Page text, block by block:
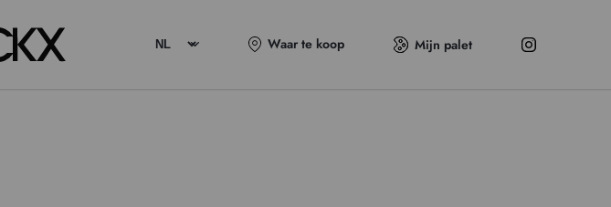
Waar te koop Mijn palet